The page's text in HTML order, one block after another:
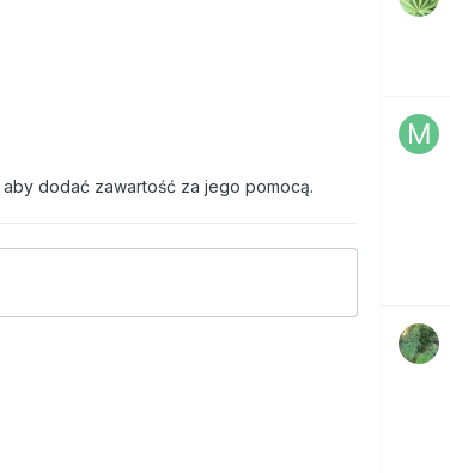
aby dodać zawartość za jego pomocą.